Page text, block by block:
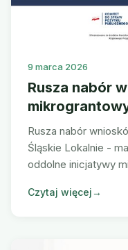
9 marca 2026
Rusza nabór
małe granty
Rusza nabór
Śląskie Lokalnie -
oddolne inicjatywy
Czytaj więcej→